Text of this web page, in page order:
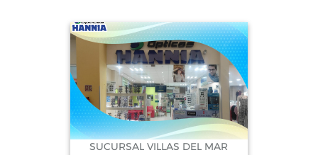
Aznar, Multiplaza.
Chetumal, Quintana Roo
Sucursal Wallmart: Av. Insurgente Int.
Plaza Bahia Local 5
SUCURSAL VILLAS DEL MAR